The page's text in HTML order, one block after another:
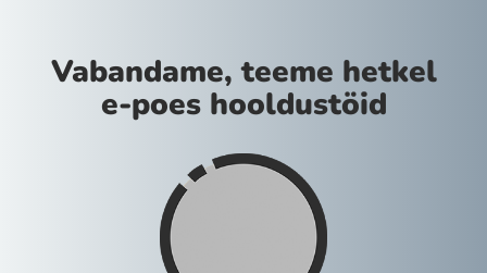
Vabandame, teeme hetkel
e-poes hooldustöid